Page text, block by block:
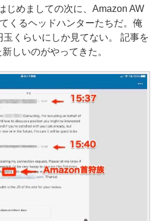
じめましての次に、Amazon AW
くるヘッドハンターたちだ。俺
玉くらいにしか見てない。 記事を
しいのがやってきた。